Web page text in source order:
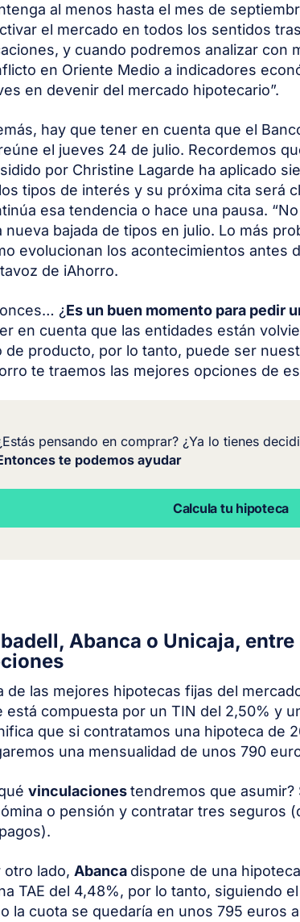
al menos hasta el mes de
el mercado en todos los sentidos
y cuando podremos analizar con
en Oriente Medio a indicadores
en devenir del mercado hipotecario”.
hay que tener en cuenta que el
el jueves 24 de julio. Recordemos
por Christine Lagarde ha aplicado
tipos de interés y su próxima cita será
esa tendencia o hace una pausa.
nueva bajada de tipos en julio. Lo más
evolucionan los acontecimientos antes
de iAhorro.
¿Es un buen momento para pedir
en cuenta que las entidades están
de producto, por lo tanto, puede ser
te traemos las mejores opciones de
pensando en comprar? ¿Ya lo tienes
te podemos ayudar
Calcula tu hipoteca
Abanca o Unicaja,
de las mejores hipotecas fijas del
está compuesta por un TIN del 2,50% y
que si contratamos una hipoteca de
una mensualidad de unos 790
vinculacionestendremos que
o pensión y contratar tres seguros
otro lado, Abanca dispone de una
TAE del 4,48%, por lo tanto, siguiendo
la cuota se quedaría en unos 795 euros